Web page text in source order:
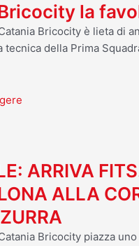
la
Bricocity è lieta di
tecnica della Prima
ARRIVA
ALLA
Bricocity piazza